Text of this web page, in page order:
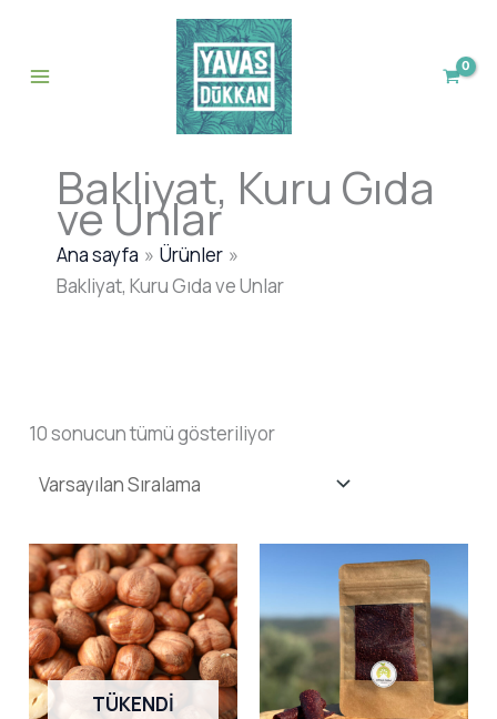
Bakliyat, Kuru Gıda
ve Unlar
Ana sayfa
Ürünler
Bakliyat, Kuru Gıda ve Unlar
10 sonucun tümü gösteriliyor
TÜKENDI